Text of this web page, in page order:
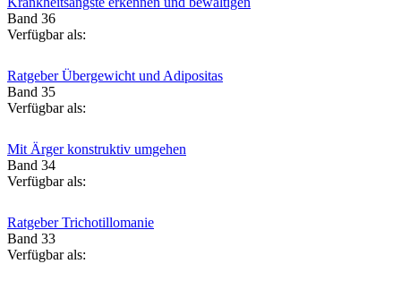
Band 36
Verfügbar als:
Ratgeber Übergewicht und Adipositas
Band 35
Verfügbar als:
Mit Ärger konstruktiv umgehen
Band 34
Verfügbar als:
Ratgeber Trichotillomanie
Band 33
Verfügbar als: